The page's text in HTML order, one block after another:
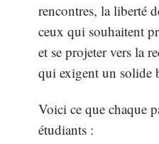
rencontres, la liberté
ceux qui souhaitent
et se projeter vers la
qui exigent un solide
Voici ce que chaque
étudiants :